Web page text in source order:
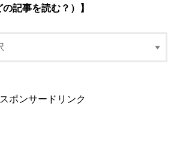
記事を読む？）】
スポンサードリンク